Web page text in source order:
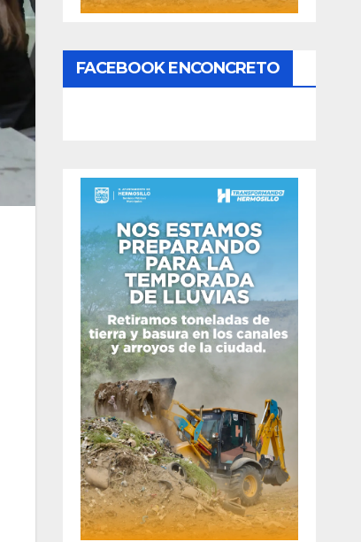
FACEBOOK ENCONCRETO